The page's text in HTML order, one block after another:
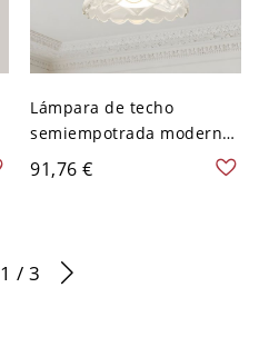
Lámpara de techo
semiempotrada moderna
de forma de tazón en oro
con pantalla de vidrio
91,76 €
1 / 3